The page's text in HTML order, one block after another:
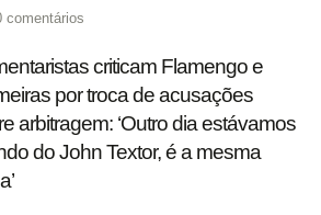
comentários
criticam Flamengo e
por troca de acusações
arbitragem: ‘Outro dia estávamos
do John Textor, é a mesma